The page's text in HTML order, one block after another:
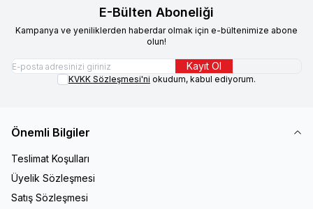
E-Bülten Aboneliği
Kampanya ve yeniliklerden haberdar olmak için e-bültenimize abone
olun!
Kayıt Ol
KVKK Sözleşmesi'ni okudum, kabul ediyorum.
Önemli Bilgiler
Teslimat Koşulları
Üyelik Sözleşmesi
Satış Sözleşmesi